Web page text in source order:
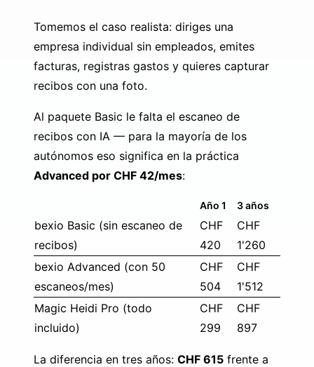
Tomemos el caso realista: diriges una
empresa individual sin empleados, emites
facturas, registras gastos y quieres capturar
recibos con una foto.
Al paquete Basic le falta el escaneo de
recibos con IA — para la mayoría de los
autónomos eso significa en la práctica
Advanced por CHF 42/mes:
Año 1 3 años
bexio Basic (sin escaneo de
recibos)
CHF
420
CHF
1'260
bexio Advanced (con 50
escaneos/mes)
CHF
504
CHF
1'512
Magic Heidi Pro (todo
incluido)
CHF
299
CHF
897
La diferencia en tres años: CHF 615 frente a